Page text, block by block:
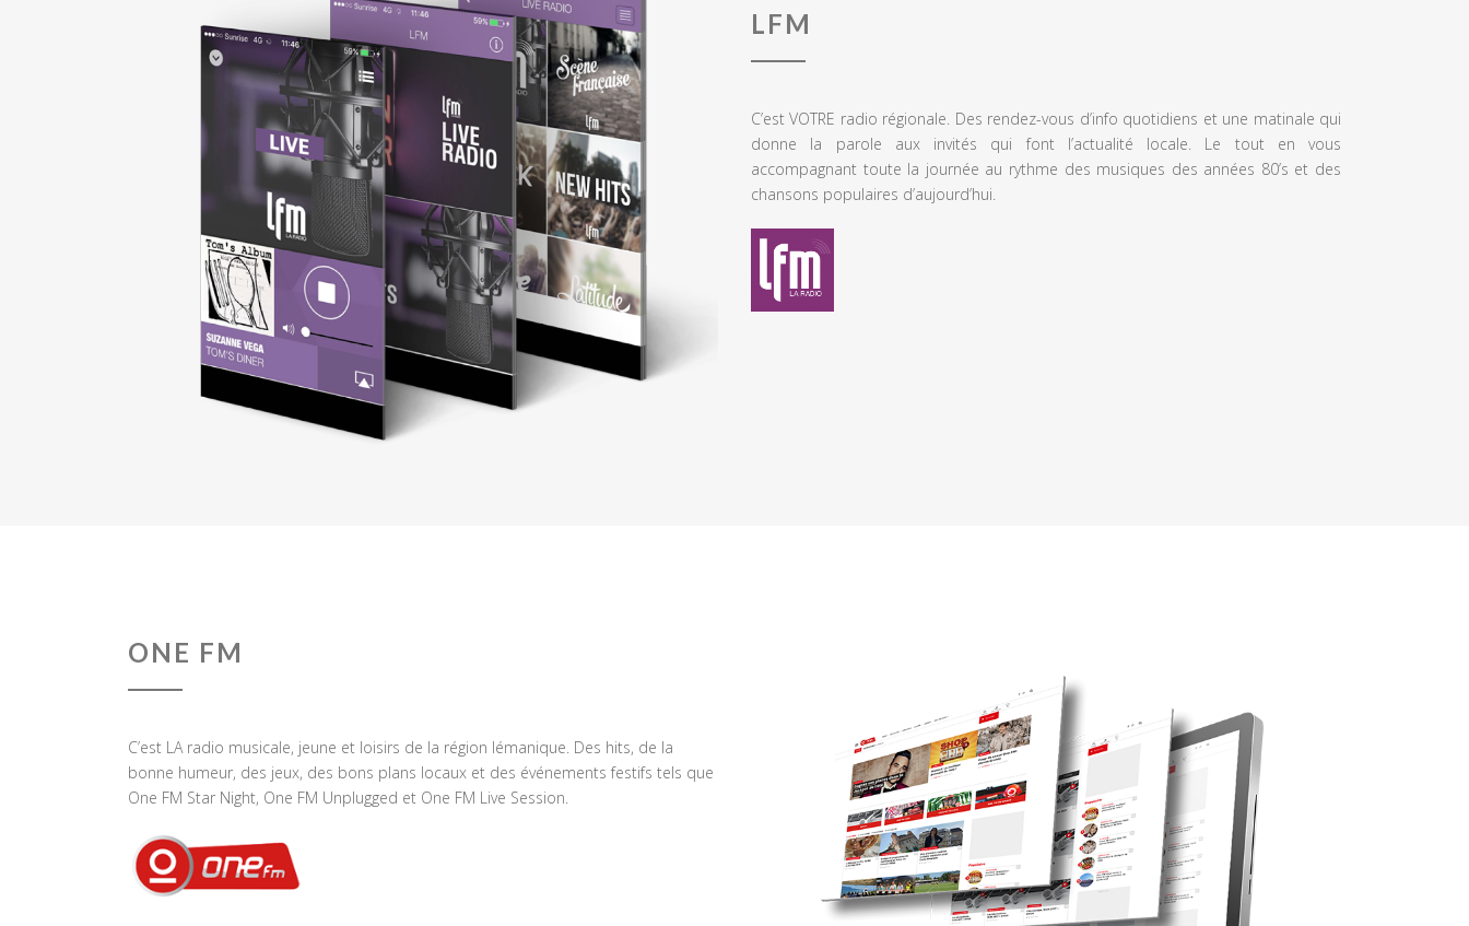
LFM
C’est VOTRE radio régionale. Des rendez-vous d’info quotidiens et une matinale qui
donne la parole aux invités qui font l’actualité locale. Le tout en vous
accompagnant toute la journée au rythme des musiques des années 80’s et des
chansons populaires d’aujourd’hui.
ONE FM
C’est LA radio musicale, jeune et loisirs de la région lémanique. Des hits, de la
bonne humeur, des jeux, des bons plans locaux et des événements festifs tels que
One FM Star Night, One FM Unplugged et One FM Live Session.